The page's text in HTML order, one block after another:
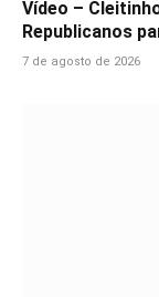
Vídeo –
Republicanos
7 de agosto de 2026